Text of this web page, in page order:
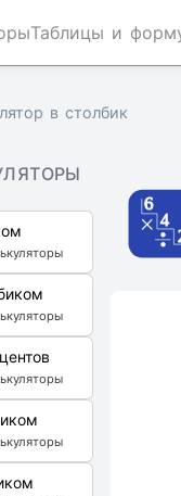
Таблицы и
в столбик